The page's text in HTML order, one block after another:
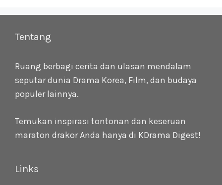
Tentang
Ruang berbagi cerita dan ulasan mendalam
seputar dunia Drama Korea, Film, dan budaya
populer lainnya.
Temukan inspirasi tontonan dan keseruan
maraton drakor Anda hanya di KDrama Digest!
Links